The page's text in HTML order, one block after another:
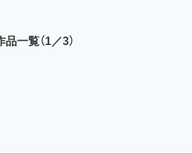
一覧（1／3）